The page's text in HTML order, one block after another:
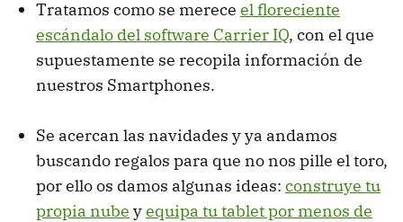
Tratamos como se merece el floreciente
escándalo del software Carrier IQ, con el que
supuestamente se recopila información de
nuestros Smartphones.
Se acercan las navidades y ya andamos
buscando regalos para que no nos pille el toro,
por ello os damos algunas ideas: construye tu
propia nube yequipa tu tablet por menos de